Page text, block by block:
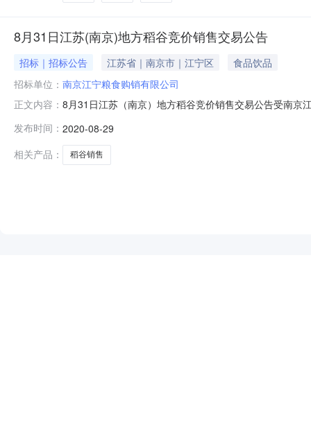
8月31日江苏(南京)地方稻谷竞价销售交易公告
招标｜招标公告 江苏省｜南京市｜江宁区
食品饮品
招标单位： 南京江宁粮食购销有限公司
正文内容： 8月31日江苏（南京）地方稻谷竞价销售交易公告受南京
售。会员点击“我要买粮”，再点击“参加竞价交易”进入“
宁粮食购销有限公司数量：
发布时间： 2020-08-29
相关产品：
稻谷销售